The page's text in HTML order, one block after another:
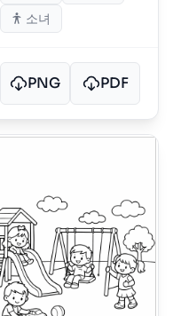
소녀
PNG PDF